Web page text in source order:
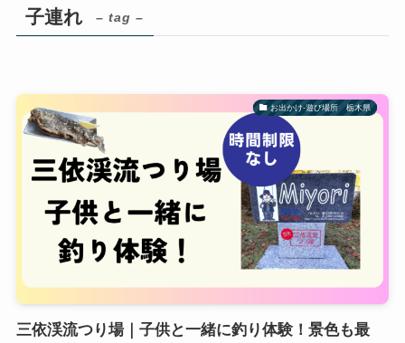
子連れ – tag –
お出かけ-遊び場所 栃木県
三依渓流つり場｜子供と一緒に釣り体験！景色も最